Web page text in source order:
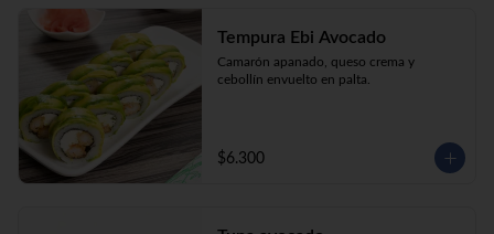
Tempura Ebi Avocado
Camarón apanado, queso crema y
cebollín envuelto en palta.
$6.300